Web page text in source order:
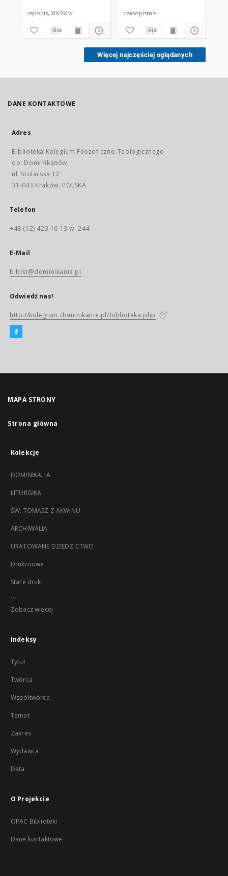
rękopis, XIX/XX w. czasopismo
Więcej najczęściej oglądanych
DANE KONTAKTOWE
Adres
Biblioteka Kolegium Filozoficzno-Teologicznego
oo. Dominikanów
ul. Stolarska 12
31-043 Kraków, POLSKA
Telefon
+48 (12) 423 16 13 w. 244
E-Mail
biblst@dominikanie.pl
Odwiedź nas!
http://kolegium.dominikanie.pl/biblioteka.php
MAPA STRONY
Strona główna
Kolekcje
DOMINIKALIA
LITURGIKA
ŚW. TOMASZ Z AKWINU
ARCHIWALIA
URATOWANE DZIEDZICTWO
Druki nowe
Stare druki
...
Zobacz więcej
Indeksy
Tytuł
Twórca
Współtwórca
Temat
Zakres
Wydawca
Data
O Projekcie
OPAC Biblioteki
Dane kontaktowe